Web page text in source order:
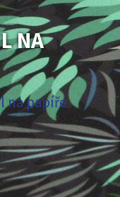
NA
na papíře